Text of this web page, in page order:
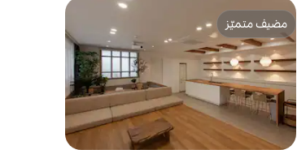
مضيف متميّز
مضيف متميّز